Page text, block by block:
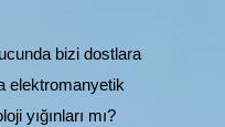
bizi dostlara
elektromanyetik
yığınları mı?